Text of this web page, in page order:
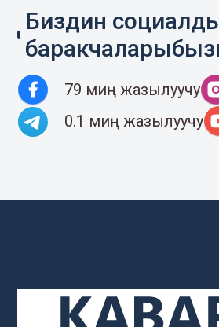
Биздин
79 миң жазылуучу
0.1 миң жазылуучу